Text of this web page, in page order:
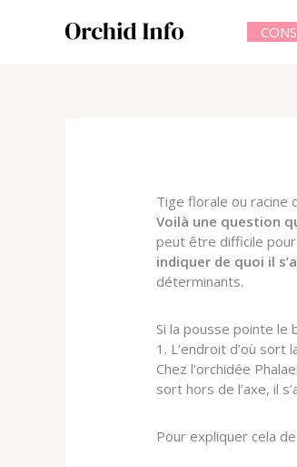
Tige florale ou racine
Voilà une question
peut être difficile pour
indiquer de quoi il
déterminants.
Si la pousse pointe le
1. L’endroit d’où sort
Chez l’orchidée
sort hors de l’axe, il
Pour expliquer cela